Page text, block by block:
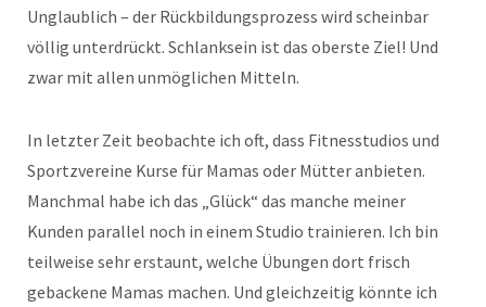
Unglaublich – der Rückbildungsprozess wird scheinbar
völlig unterdrückt. Schlanksein ist das oberste Ziel! Und
zwar mit allen unmöglichen Mitteln.
In letzter Zeit beobachte ich oft, dass Fitnesstudios und
Sportzvereine Kurse für Mamas oder Mütter anbieten.
Manchmal habe ich das „Glück“ das manche meiner
Kunden parallel noch in einem Studio trainieren. Ich bin
teilweise sehr erstaunt, welche Übungen dort frisch
gebackene Mamas machen. Und gleichzeitig könnte ich